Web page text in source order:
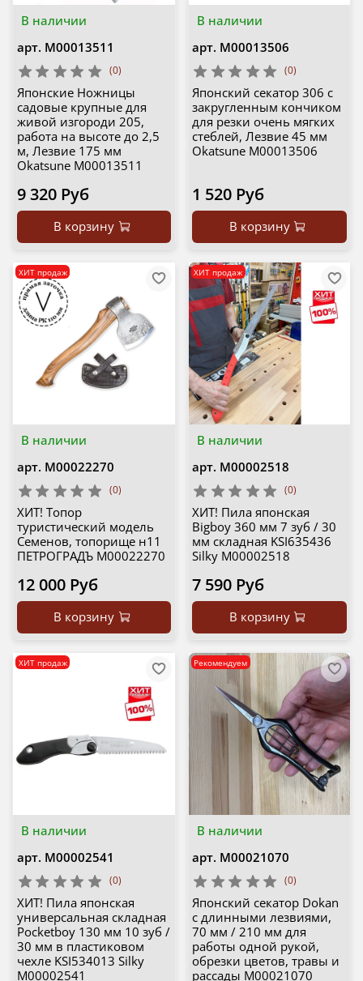
В наличии
арт. М00013511
(0)
Японские Ножницы
садовые крупные для
живой изгороди 205,
работа на высоте до 2,5
м, Лезвие 175 мм
Okatsune М00013511
9 320 Руб
В корзину
В наличии
арт. М00013506
(0)
Японский секатор 306 с
закругленным кончиком
для резки очень мягких
стеблей, Лезвие 45 мм
Okatsune М00013506
1 520 Руб
В корзину
В наличии
ХИТ продаж
арт. М00022270
(0)
ХИТ! Топор
туристический модель
Семенов, топорище н11
ПЕТРОГРАДЪ М00022270
12 000 Руб
В корзину
В наличии
ХИТ продаж
арт. М00002518
(0)
ХИТ! Пила японская
Bigboy 360 мм 7 зуб / 30
мм складная KSI635436
Silky М00002518
7 590 Руб
В корзину
В наличии
ХИТ продаж
арт. М00002541
(0)
ХИТ! Пила японская
универсальная складная
Pocketboy 130 мм 10 зуб /
30 мм в пластиковом
чехле KSI534013 Silky
М00002541
В наличии
Рекомендуем
арт. М00021070
(0)
Японский секатор Dokan
с длинными лезвиями,
70 мм / 210 мм для
работы одной рукой,
обрезки цветов, травы и
рассады М00021070